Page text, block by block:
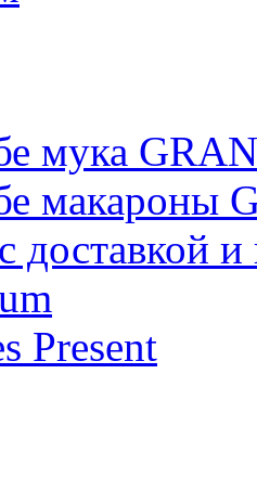
мука
доставкой
Present